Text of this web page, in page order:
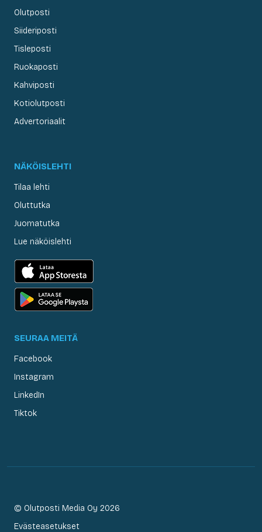
Olutposti
Siideriposti
Tisleposti
Ruokaposti
Kahviposti
Kotiolutposti
Advertoriaalit
NÄKÖISLEHTI
Tilaa lehti
Oluttutka
Juomatutka
Lue näköislehti
SEURAA MEITÄ
Facebook
Instagram
LinkedIn
Tiktok
© Olutposti Media Oy 2026
Evästeasetukset